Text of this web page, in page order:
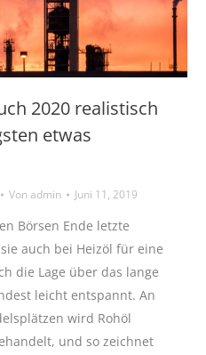
2020 realistisch
etwas
Vonadmin Juni 11, 2019
Börsen Ende letzte
auch bei Heizöl für eine
die Lage über das lange
leicht entspannt. An
wird Rohöl
und so zeichnet